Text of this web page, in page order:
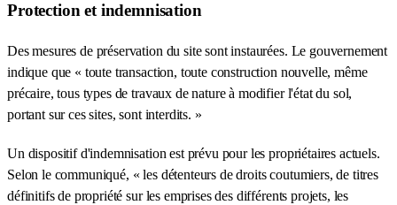
Protection et indemnisation
Des mesures de préservation du site sont instaurées. Le gouvernement
indique que « toute transaction, toute construction nouvelle, même
précaire, tous types de travaux de nature à modifier l'état du sol,
portant sur ces sites, sont interdits. »
Un dispositif d'indemnisation est prévu pour les propriétaires actuels.
Selon le communiqué, « les détenteurs de droits coutumiers, de titres
définitifs de propriété sur les emprises des différents projets, les